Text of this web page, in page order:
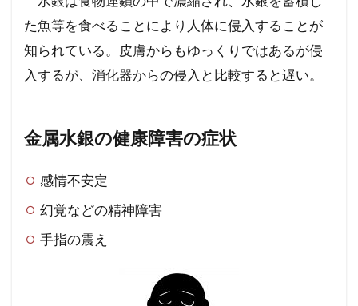
た魚等を食べることにより人体に侵入することが
知られている。皮膚からもゆっくりではあるが侵
入するが、消化器からの侵入と比較すると遅い。
金属水銀の健康障害の症状
感情不安定
幻覚などの精神障害
手指の震え